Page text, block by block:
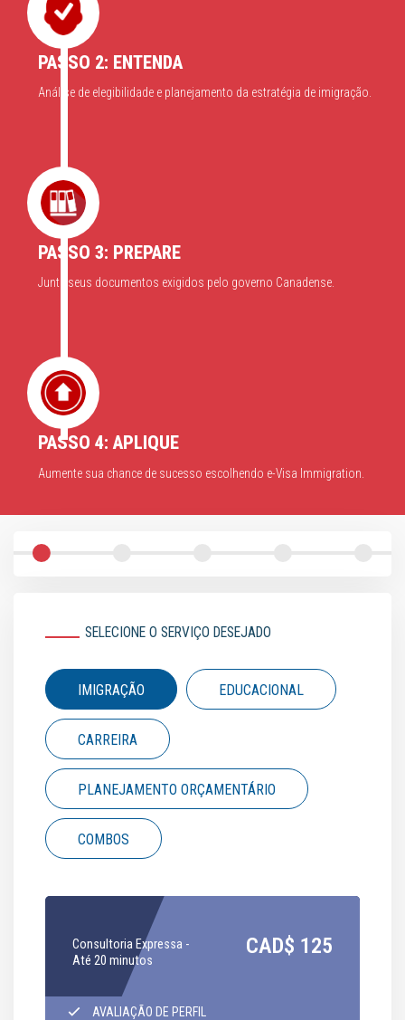
PASSO 2: ENTENDA
Análise de elegibilidade e planejamento da estratégia de imigração.
PASSO 3: PREPARE
Junte seus documentos exigidos pelo governo Canadense.
PASSO 4: APLIQUE
Aumente sua chance de sucesso escolhendo e-Visa Immigration.
SELECIONE O SERVIÇO DESEJADO
IMIGRAÇÃO EDUCACIONAL
CARREIRA
PLANEJAMENTO ORÇAMENTÁRIO
COMBOS
Consultoria Expressa -
Até 20 minutos
CAD$ 125
AVALIAÇÃO DE PERFIL